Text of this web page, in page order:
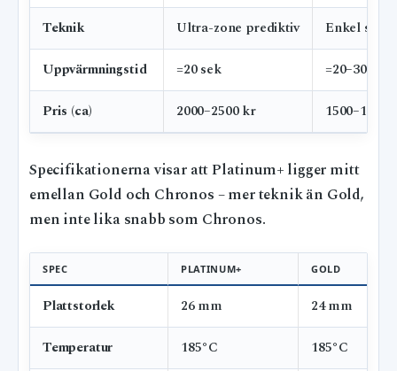
Teknik Ultra-zone prediktiv Enkel
Uppvärmningstid =20 sek =20–30 sek
Pris (ca) 2000–2500 kr 1500–1800
Specifikationerna visar att Platinum+ ligger mitt
emellan Gold och Chronos – mer teknik än Gold,
men inte lika snabb som Chronos.
SPEC PLATINUM+ GOLD
Plattstorlek 26 mm 24 mm
Temperatur 185°C 185°C